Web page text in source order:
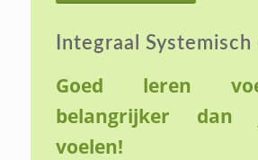
Integraal Systemisch
Goed leren
belangrijker dan
voelen!